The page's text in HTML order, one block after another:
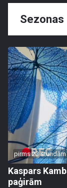
Sezonas
pirms 23 stundām
Kaspars
paģirām